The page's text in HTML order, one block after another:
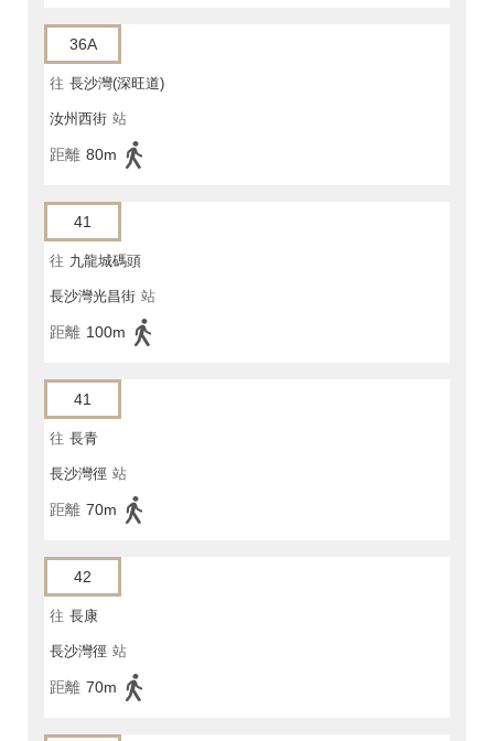
36A
往 長沙灣(深旺道)
汝州西街 站
距離 80m
41
往 九龍城碼頭
長沙灣光昌街 站
距離 100m
41
往 長青
長沙灣徑 站
距離 70m
42
往 長康
長沙灣徑 站
距離 70m